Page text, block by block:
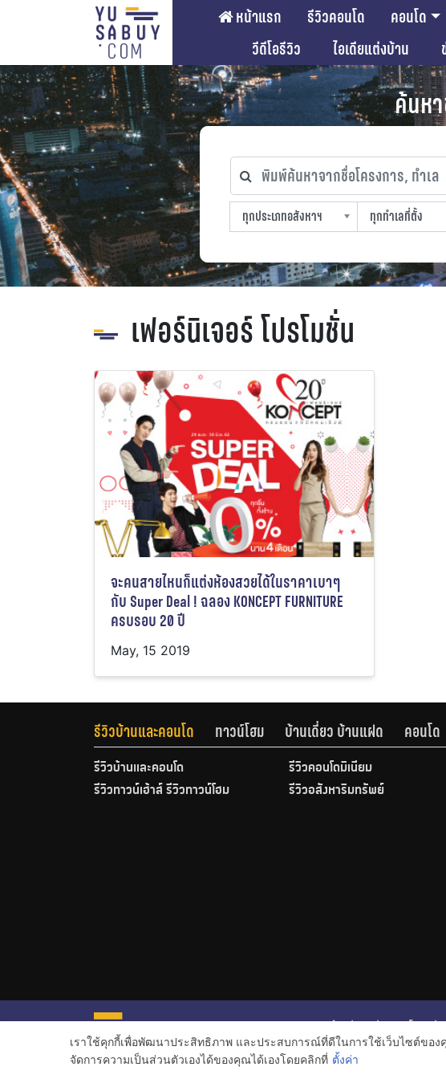
หน้าแรก รีวิวคอนโด คอนโด
วีดีโอรีวิว
ไอเดียแต่งบ้าน
ค้นห
พิมพ์ค้นหาจากชื่อโครงการ, ทำเล
ทุกประเภทอสังหาฯ
ทุกประเภทอสังหาฯ
ทุกทำเลที่ตั้ง
ทุกทำเลที่ตั้ง
ทุกสถานีรถไฟฟ้า
ทุกช่วงราคา
เฟอร์นิเจอร์ โปรโมชั่น
จะคนสายไหนก็แต่งห้องสวยได้ในราคาเบาๆ
กับ Super Deal ! ฉลอง KONCEPT FURNITURE
ครบรอบ 20 ปี
May, 15 2019
รีวิวบ้านและคอนโด ทาวน์โฮม บ้านเดี่ยว บ้านแฝด คอนโด
รีวิวบ้านและคอนโด รีวิวคอนโดมิเนียม
รีวิวทาวน์เฮ้าส์ รีวิวทาวน์โฮม
รีวิวอสังหาริมทรัพย์
หน้าหลัก รีวิวคอนโด รี
ข่าวอสังหาริมทรัพย์
โป
เราใช้คุกกี้เพื่อพัฒนาประสิทธิภาพ และประสบการณ์ที่ดีในการใช้เว็บไซต์ขอ
จัดการความเป็นส่วนตัวเองได้ของคุณได้เองโดยคลิกที่ ตั้งค่า